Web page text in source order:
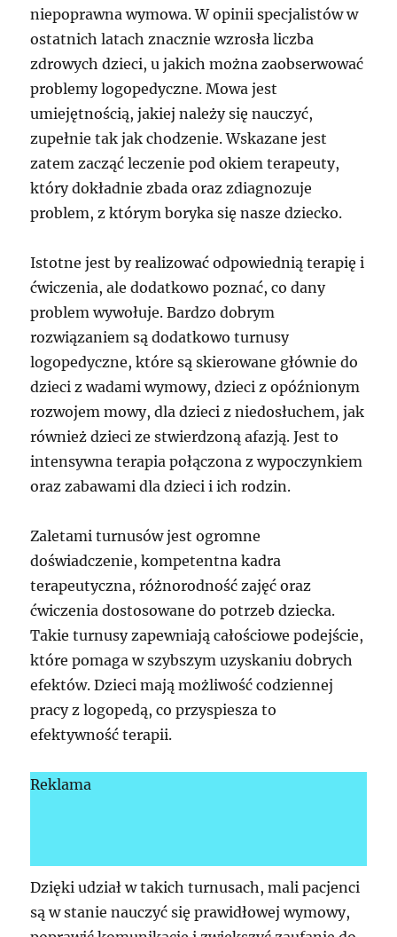
niepoprawna wymowa. W opinii specjalistów w
ostatnich latach znacznie wzrosła liczba
zdrowych dzieci, u jakich można zaobserwować
problemy logopedyczne. Mowa jest
umiejętnością, jakiej należy się nauczyć,
zupełnie tak jak chodzenie. Wskazane jest
zatem zacząć leczenie pod okiem terapeuty,
który dokładnie zbada oraz zdiagnozuje
problem, z którym boryka się nasze dziecko.
Istotne jest by realizować odpowiednią terapię i
ćwiczenia, ale dodatkowo poznać, co dany
problem wywołuje. Bardzo dobrym
rozwiązaniem są dodatkowo turnusy
logopedyczne, które są skierowane głównie do
dzieci z wadami wymowy, dzieci z opóźnionym
rozwojem mowy, dla dzieci z niedosłuchem, jak
również dzieci ze stwierdzoną afazją. Jest to
intensywna terapia połączona z wypoczynkiem
oraz zabawami dla dzieci i ich rodzin.
Zaletami turnusów jest ogromne
doświadczenie, kompetentna kadra
terapeutyczna, różnorodność zajęć oraz
ćwiczenia dostosowane do potrzeb dziecka.
Takie turnusy zapewniają całościowe podejście,
które pomaga w szybszym uzyskaniu dobrych
efektów. Dzieci mają możliwość codziennej
pracy z logopedą, co przyspiesza to
efektywność terapii.
Reklama
Dzięki udział w takich turnusach, mali pacjenci
są w stanie nauczyć się prawidłowej wymowy,